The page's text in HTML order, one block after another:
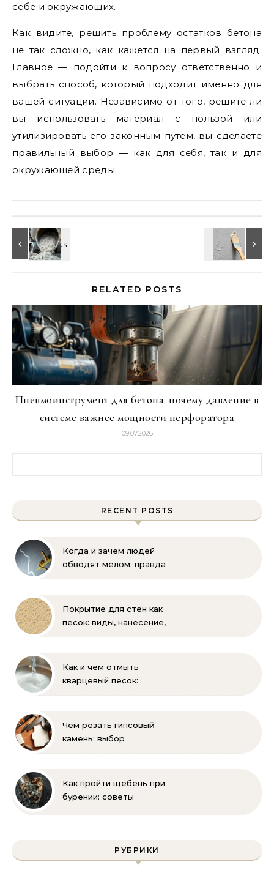
себе и окружающих.
Как видите, решить проблему остатков бетона
не так сложно, как кажется на первый взгляд.
Главное — подойти к вопросу ответственно и
выбрать способ, который подходит именно для
вашей ситуации. Независимо от того, решите ли
вы использовать материал с пользой или
утилизировать его законным путем, вы сделаете
правильный выбор — как для себя, так и для
окружающей среды.
RELATED POSTS
Пневмоинструмент для бетона: почему давление в
системе важнее мощности перфоратора
09.07.2026
RECENT POSTS
Когда и зачем людей
обводят мелом: правда
Покрытие для стен как
песок: виды, нанесение,
Как и чем отмыть
кварцевый песок:
Чем резать гипсовый
камень: выбор
Как пройти щебень при
бурении: советы
РУБРИКИ